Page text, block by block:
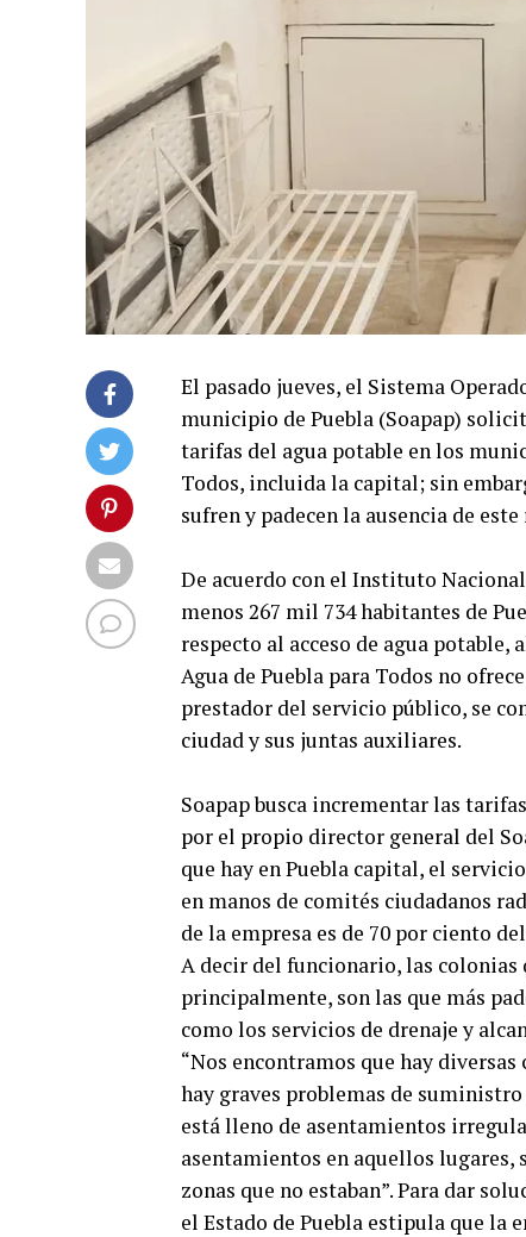
El pasado jueves, el Sistema
municipio de Puebla (Soapap)
tarifas del agua potable en los
Todos, incluida la capital; sin
sufren y padecen la ausencia de
De acuerdo con el Instituto
menos 267 mil 734 habitantes de
respecto al acceso de agua potable,
Agua de Puebla para Todos no
prestador del servicio público, se
ciudad y sus juntas auxiliares.
Soapap busca incrementar las
por el propio director general del
que hay en Puebla capital, el
en manos de comités ciudadanos
de la empresa es de 70 por ciento
A decir del funcionario, las colonias
principalmente, son las que más
como los servicios de drenaje y
“Nos encontramos que hay
hay graves problemas de
está lleno de asentamientos
asentamientos en aquellos lugares,
zonas que no estaban”. Para dar
el Estado de Puebla estipula que la